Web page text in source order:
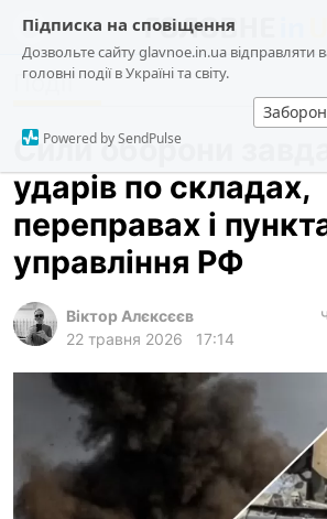
Підписка на сповіщення
Дозвольте сайту glavnoe.in.ua відправляти
головні події в Україні та світу.
Powered by SendPulse
новини
про проєкт
події
архів
Події
Сили оборони
ударів по складах,
переправах і
управління РФ
Віктор Алєксєєв
22 травня 2026
17:14